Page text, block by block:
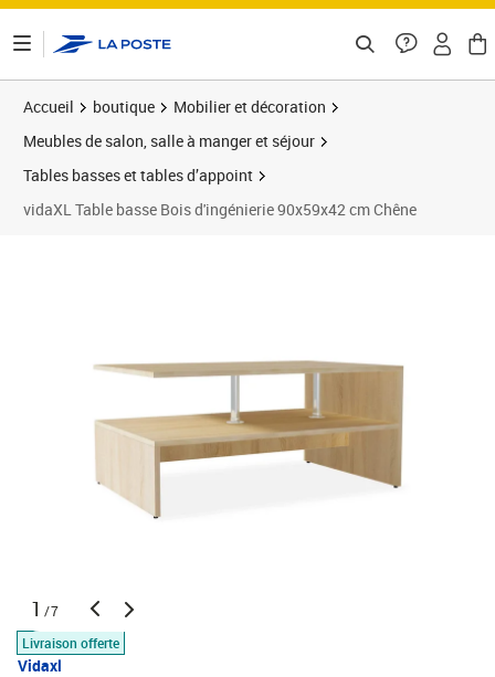
Accueil boutique
Mobilier et décoration
Meubles de salon, salle à manger et séjour
Tables basses et tables d’appoint
vidaXL Table basse Bois d'ingénierie 90x59x42 cm Chêne
1 /7
Livraison offerte
Vidaxl